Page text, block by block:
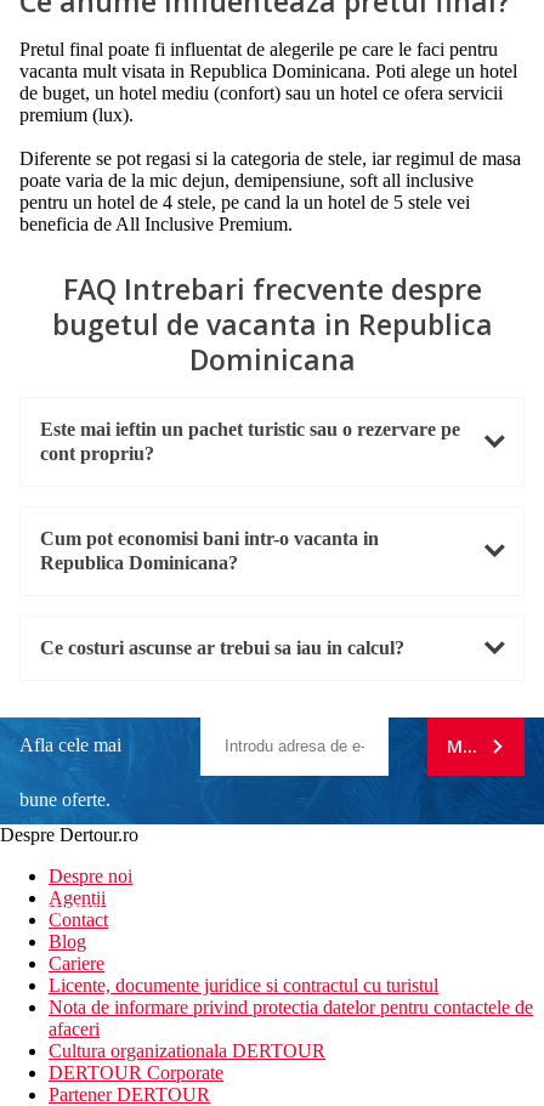
Pretul final poate fi influentat de alegerile pe care le faci pentru
vacanta mult visata in Republica Dominicana. Poti alege un hotel
de buget, un hotel mediu (confort) sau un hotel ce ofera servicii
premium (lux).
Diferente se pot regasi si la categoria de stele, iar regimul de masa
poate varia de la mic dejun, demipensiune, soft all inclusive
pentru un hotel de 4 stele, pe cand la un hotel de 5 stele vei
beneficia de All Inclusive Premium.
FAQ Intrebari frecvente despre
bugetul de vacanta in Republica
Dominicana
Este mai ieftin un pachet turistic sau o rezervare pe
cont propriu?
Cum pot economisi bani intr-o vacanta in
Republica Dominicana?
Ce costuri ascunse ar trebui sa iau in calcul?
Afla cele mai
bune oferte.
newsletter!
MA
Despre Dertour.ro
Despre noi
Agentii
Contact
Blog
Cariere
Licente, documente juridice si contractul cu turistul
Nota de informare privind protectia datelor pentru contactele de
afaceri
Cultura organizationala DERTOUR
DERTOUR Corporate
Partener DERTOUR